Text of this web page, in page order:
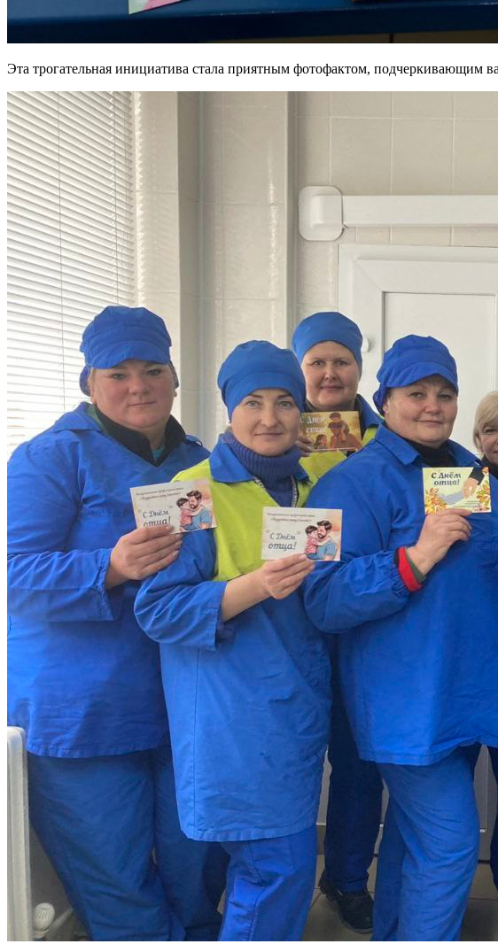
Эта трогательная инициатива стала приятным фотофактом, подчеркивающим